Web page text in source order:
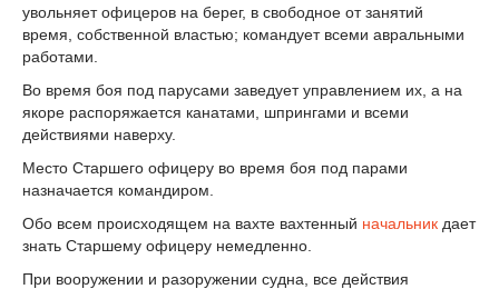
увольняет офицеров на берег, в свободное от занятий
время, собственной властью; командует всеми авральными
работами.
Во время боя под парусами заведует управлением их, а на
якоре распоряжается канатами, шпрингами и всеми
действиями наверху.
Место Старшего офицеру во время боя под парами
назначается командиром.
Обо всем происходящем на вахте вахтенный начальник дает
знать Старшему офицеру немедленно.
При вооружении и разоружении судна, все действия